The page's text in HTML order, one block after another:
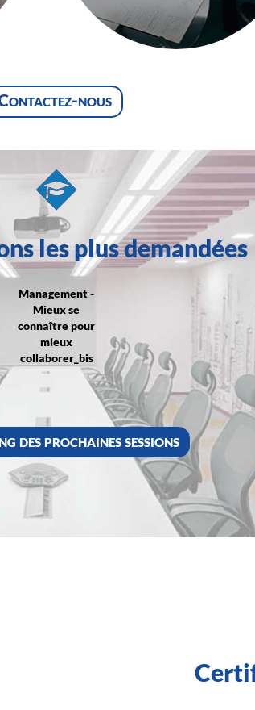
nous
les plus demandées
Management -
Mieux se
connaître pour
mieux
collaborer_bis
des prochaines sessions